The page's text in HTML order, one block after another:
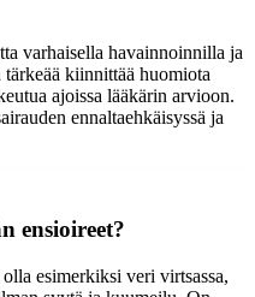
varhaisella havainnoinnilla ja
kiinnittää huomiota
ajoissa lääkärin arvioon.
ennaltaehkäisyssä ja
ensioireet?
esimerkiksi veri virtsassa,